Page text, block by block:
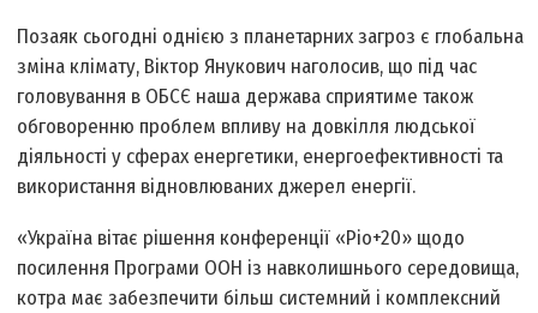
Позаяк сьогодні однією з планетарних загроз є глобальна
зміна клімату, Віктор Янукович наголосив, що під час
головування в ОБСЄ наша держава сприятиме також
обговоренню проблем впливу на довкілля людської
діяльності у сферах енергетики, енергоефективності та
використання відновлюваних джерел енергії.
«Україна вітає рішення конференції «Ріо+20» щодо
посилення Програми ООН із навколишнього середовища,
котра має забезпечити більш системний і комплексний